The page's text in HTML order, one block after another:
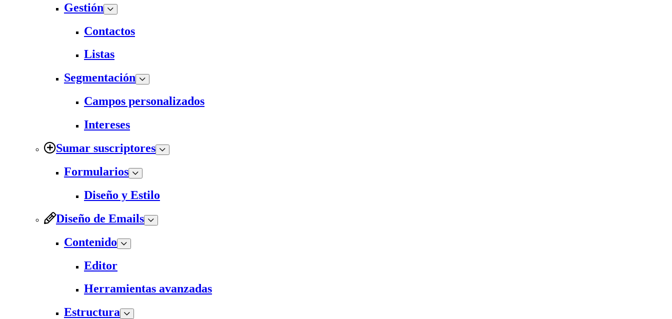
Gestión
Contactos
Listas
Segmentación
Campos personalizados
Intereses
Sumar suscriptores
Formularios
Diseño y Estilo
Diseño de Emails
Contenido
Editor
Herramientas avanzadas
Estructura